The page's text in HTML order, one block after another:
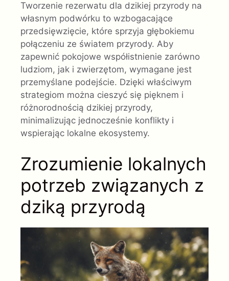
Tworzenie rezerwatu dla dzikiej przyrody na
własnym podwórku to wzbogacające
przedsięwzięcie, które sprzyja głębokiemu
połączeniu ze światem przyrody. Aby
zapewnić pokojowe współistnienie zarówno
ludziom, jak i zwierzętom, wymagane jest
przemyślane podejście. Dzięki właściwym
strategiom można cieszyć się pięknem i
różnorodnością dzikiej przyrody,
minimalizując jednocześnie konflikty i
wspierając lokalne ekosystemy.
Zrozumienie lokalnych
potrzeb związanych z
dziką przyrodą